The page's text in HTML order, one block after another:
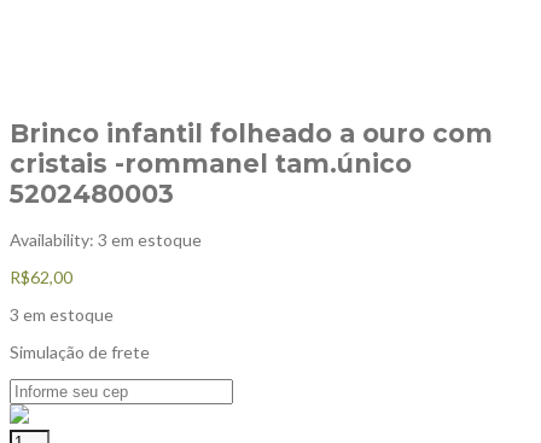
Brinco infantil folheado a ouro com
cristais -rommanel tam.único
5202480003
Availability: 3 em estoque
R$62,00
3 em estoque
Simulação de frete